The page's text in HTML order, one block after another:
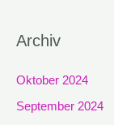
Archiv
Oktober 2024
September 2024